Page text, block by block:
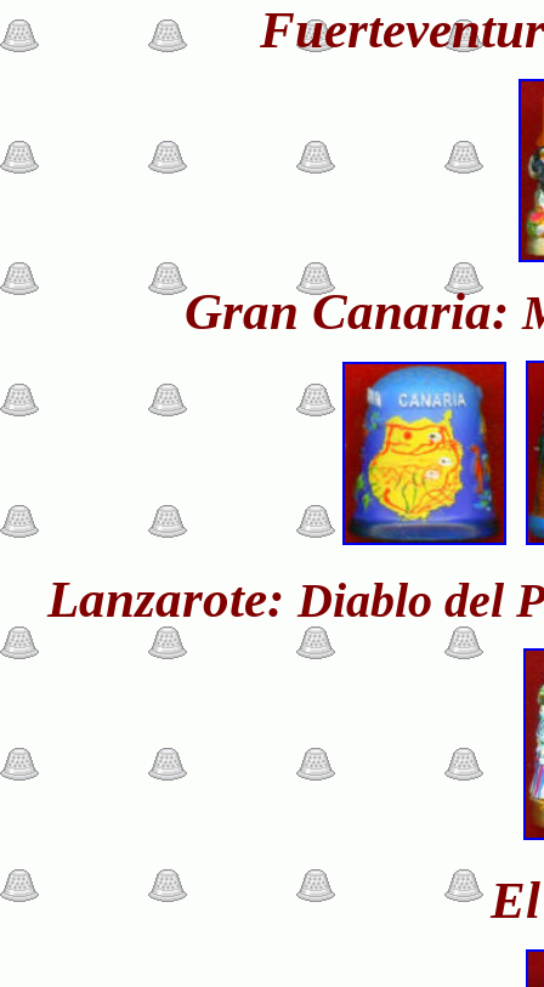
Gran Canaria:
Lanzarote: Diablo del